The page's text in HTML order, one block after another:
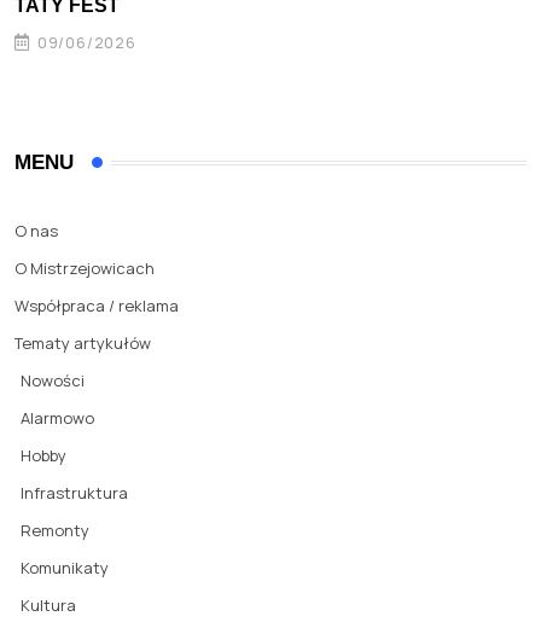
TATY FEST
09/06/2026
MENU
O nas
O Mistrzejowicach
Współpraca / reklama
Tematy artykułów
Nowości
Alarmowo
Hobby
Infrastruktura
Remonty
Komunikaty
Kultura